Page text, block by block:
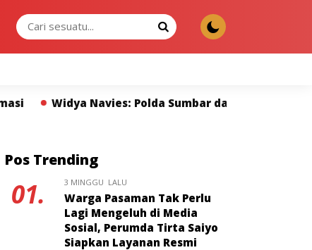
Polda Sumbar dan Pers Miliki Peran Strategis
Pos Trending
01. 3 MINGGU LALU
Warga Pasaman Tak Perlu
Lagi Mengeluh di Media
Sosial, Perumda Tirta Saiyo
Siapkan Layanan Resmi